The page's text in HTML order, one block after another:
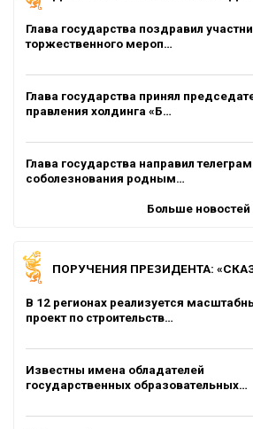
Глава государства поздравил
торжественного мероп…
Глава государства принял
правления холдинга «Б…
Глава государства направил
соболезнования родным…
Больше новостей
ПОРУЧЕНИЯ ПРЕЗИДЕНТА:
В 12 регионах реализуется
проект по строительств…
Известны имена обладателей
государственных образовательных…